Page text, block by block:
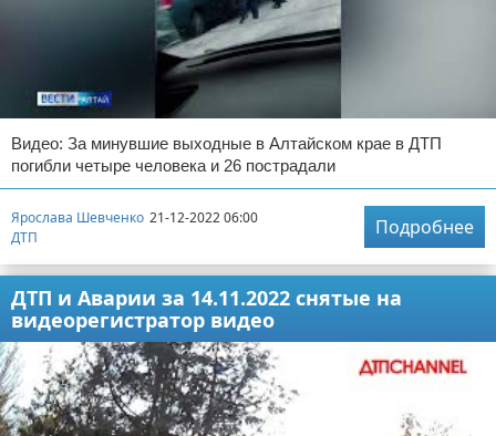
Видео: За минувшие выходные в Алтайском крае в ДТП
погибли четыре человека и 26 пострадали
Ярослава Шевченко 21-12-2022 06:00
ДТП
Подробнее
ДТП и Аварии за 14.11.2022 снятые на
видеорегистратор видео